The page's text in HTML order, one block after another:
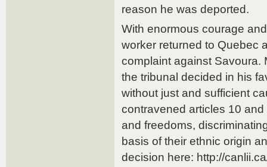
reason he was deported.
With enormous courage
worker returned to Quebec
complaint against Savoura.
the tribunal decided in his
without just and sufficient
contravened articles 10
and freedoms,
basis of their ethnic origin
decision here: http://